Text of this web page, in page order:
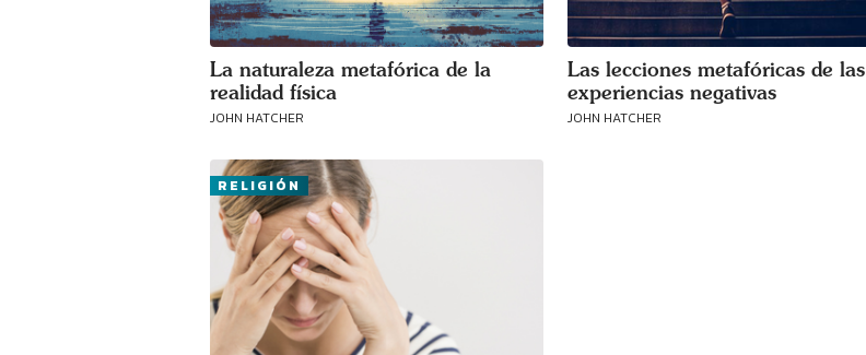
La naturaleza metafórica de la
realidad física
JOHN HATCHER
Las lecciones metafóricas de las
experiencias negativas
JOHN HATCHER
RELIGIÓN